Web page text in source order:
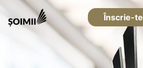
Înscrie-te